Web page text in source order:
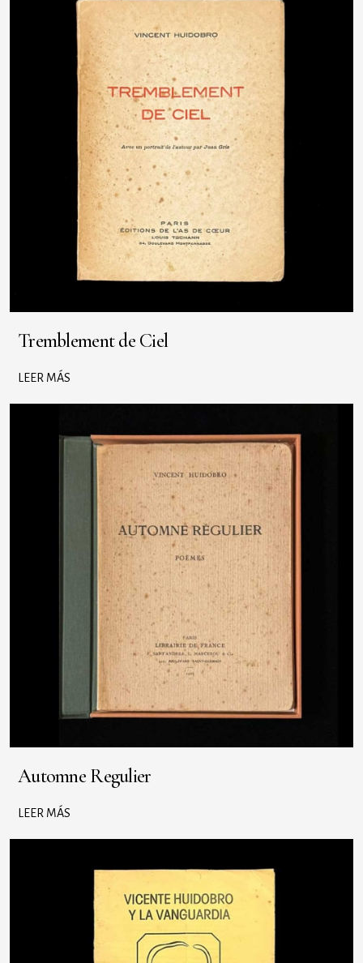
Tremblement de Ciel
LEER MÁS
Automne Regulier
LEER MÁS